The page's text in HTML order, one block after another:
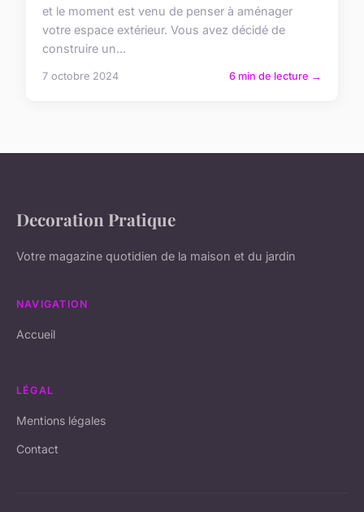
et le moment est venu de penser à aménager
votre espace extérieur. Vous avez décidé de
construire un...
7 octobre 2024 6 min de lecture →
Decoration Pratique
Votre magazine quotidien de la maison et du jardin
NAVIGATION
Accueil
LÉGAL
Mentions légales
Contact